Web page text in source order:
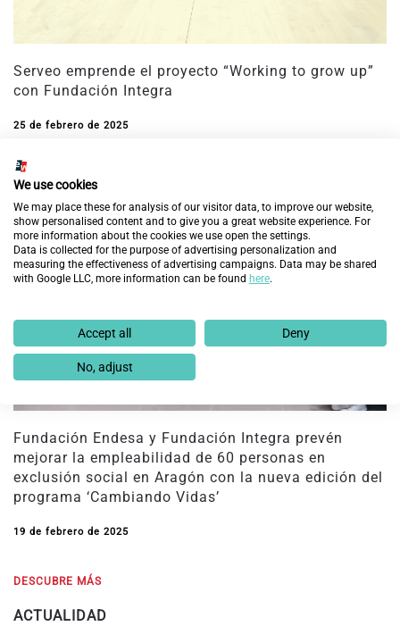
Serveo emprende el proyecto “Working to grow up”
con Fundación Integra
25 de febrero de 2025
Fundación Endesa y Fundación Integra prevén
mejorar la empleabilidad de 60 personas en
exclusión social en Aragón con la nueva edición del
programa ‘Cambiando Vidas’
19 de febrero de 2025
DESCUBRE MÁS
ACTUALIDAD
We use cookies
We may place these for analysis of our visitor data, to improve our website,
show personalised content and to give you a great website experience. For
more information about the cookies we use open the settings.
Data is collected for the purpose of advertising personalization and
measuring the effectiveness of advertising campaigns. Data may be shared
with Google LLC, more information can be found here.
Accept all Deny
No, adjust